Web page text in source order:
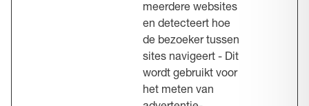
meerdere websites
en detecteert hoe
de bezoeker tussen
sites navigeert - Dit
wordt gebruikt voor
het meten van